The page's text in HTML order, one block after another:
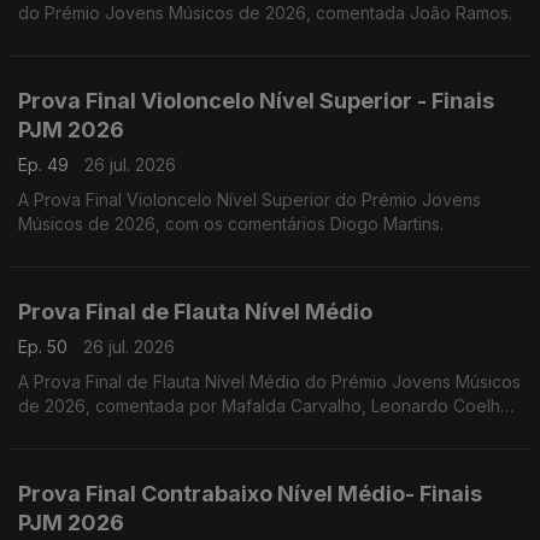
do Prémio Jovens Músicos de 2026, comentada João Ramos.
Prova Final Violoncelo Nível Superior - Finais
PJM 2026
Ep. 49
26 jul. 2026
A Prova Final Violoncelo Nível Superior do Prémio Jovens
Músicos de 2026, com os comentários Diogo Martins.
Prova Final de Flauta Nível Médio
Ep. 50
26 jul. 2026
A Prova Final de Flauta Nível Médio do Prémio Jovens Músicos
de 2026, comentada por Mafalda Carvalho, Leonardo Coelho,
Prova Final Contrabaixo Nível Médio- Finais
PJM 2026